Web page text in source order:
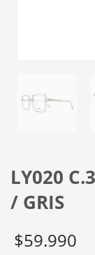
LY020
/ GRIS
$59.990